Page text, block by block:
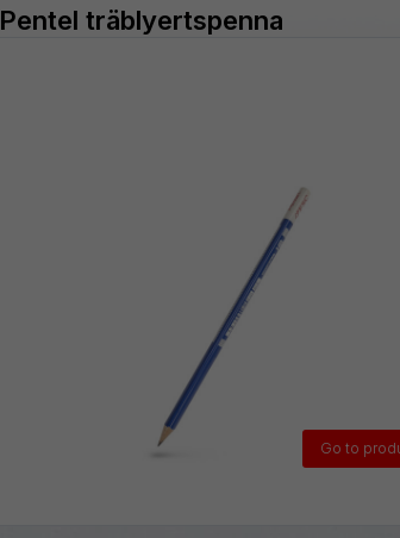
Pentel träblyertspenna
Go to